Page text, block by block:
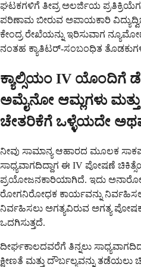
ಘಟಕಗಳಿಗೆ ತೀವ್ರ ಅಲರ್ಜಿಯ
ಪರಿಣಾಮ ಬೀರುವ ಅಪಾಯಕಾರಿ
ಕೇಂದ್ರ ರೇಖೆಯನ್ನು ಇರಿಸುವಾಗ
ನಂತಹ ಕ್ಯಾತಿಟರ್-ಸಂಬಂಧಿತ
ಕ್ಯಾಲ್ಸಿಯಂ IV ಯೊಂದಿಗೆ
ಅಮೈನೋ ಆಮ್ಲಗಳು ಮತ್ತು
ಚೇತರಿಕೆಗೆ ಒಳ್ಳೆಯದೇ
ನೀವು ಸಾಮಾನ್ಯ ಆಹಾರದ ಮೂಲಕ
ಸಾಧ್ಯವಾಗದಿದ್ದಾಗ ಈ IV ಪೋಷಣೆ
ಪ್ರಯೋಜನಕಾರಿಯಾಗಿದೆ. ಇದು
ರೋಗನಿರೋಧಕ ಕಾರ್ಯವನ್ನು ನಿರ್ವಹಿಸಲು
ನಿರ್ವಹಿಸಲು ಅಗತ್ಯವಿರುವ ಅಗತ್ಯ
ಒದಗಿಸುತ್ತದೆ.
ದೀರ್ಘಕಾಲದವರೆಗೆ ತಿನ್ನಲು
ಕ್ಷೀಣತೆ ಮತ್ತು ದೌರ್ಬಲ್ಯವನ್ನು